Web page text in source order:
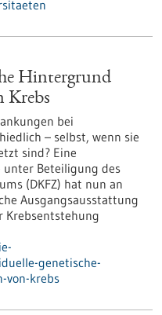
Hintergrund
Krebs
bei
– selbst, wenn sie
sind? Eine
Beteiligung des
(DKFZ) hat nun an
Ausgangsausstattung
Krebsentstehung
genetische-
von-krebs